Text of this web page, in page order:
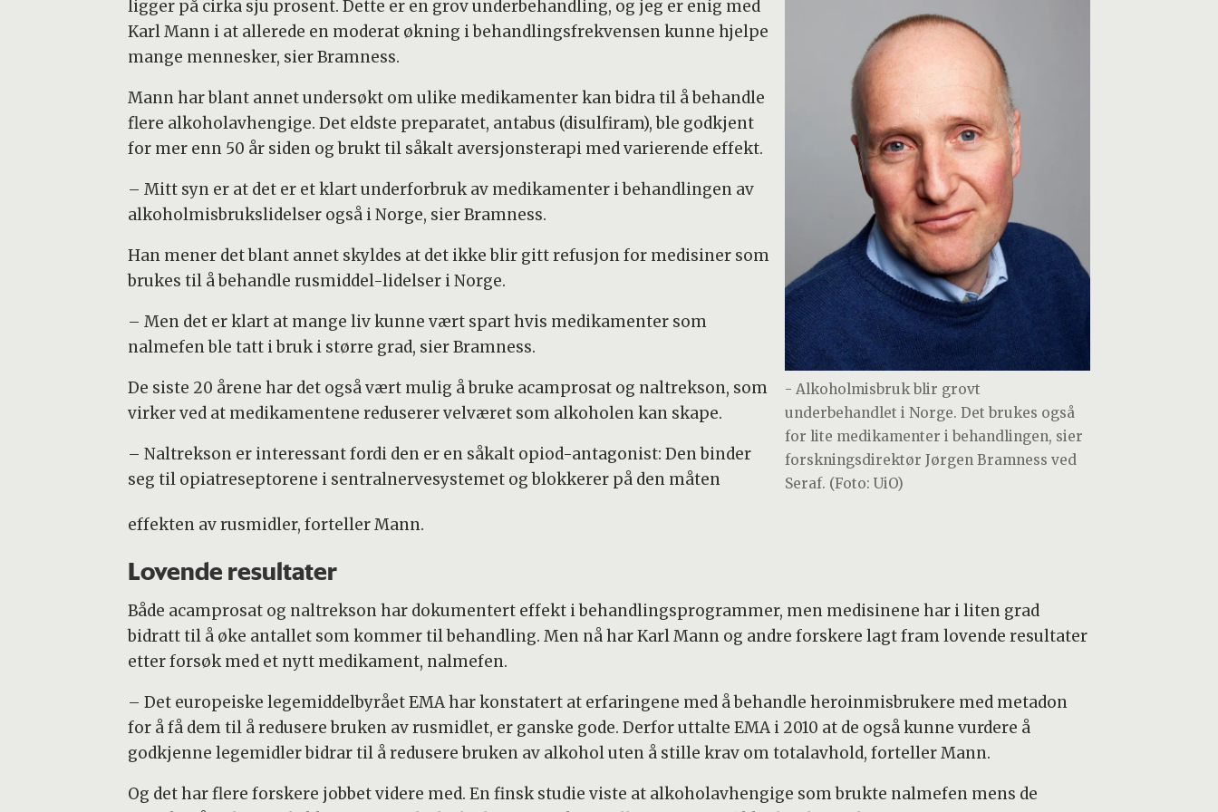
- Alkoholmisbruk blir grovt
underbehandlet i Norge. Det brukes også
for lite medikamenter i behandlingen, sier
forskningsdirektør Jørgen Bramness ved
Seraf. (Foto: UiO)
ligger på cirka sju prosent. Dette er en grov underbehandling, og jeg er enig med
Karl Mann i at allerede en moderat økning i behandlingsfrekvensen kunne hjelpe
mange mennesker, sier Bramness.
Mann har blant annet undersøkt om ulike medikamenter kan bidra til å behandle
flere alkoholavhengige. Det eldste preparatet, antabus (disulfiram), ble godkjent
for mer enn 50 år siden og brukt til såkalt aversjonsterapi med varierende effekt.
– Mitt syn er at det er et klart underforbruk av medikamenter i behandlingen av
alkoholmisbrukslidelser også i Norge, sier Bramness.
Han mener det blant annet skyldes at det ikke blir gitt refusjon for medisiner som
brukes til å behandle rusmiddel-lidelser i Norge.
– Men det er klart at mange liv kunne vært spart hvis medikamenter som
nalmefen ble tatt i bruk i større grad, sier Bramness.
De siste 20 årene har det også vært mulig å bruke acamprosat og naltrekson, som
virker ved at medikamentene reduserer velværet som alkoholen kan skape.
– Naltrekson er interessant fordi den er en såkalt opiod-antagonist: Den binder
seg til opiatreseptorene i sentralnervesystemet og blokkerer på den måten
effekten av rusmidler, forteller Mann.
Lovende resultater
Både acamprosat og naltrekson har dokumentert effekt i behandlingsprogrammer, men medisinene har i liten grad
bidratt til å øke antallet som kommer til behandling. Men nå har Karl Mann og andre forskere lagt fram lovende resultater
etter forsøk med et nytt medikament, nalmefen.
– Det europeiske legemiddelbyrået EMA har konstatert at erfaringene med å behandle heroinmisbrukere med metadon
for å få dem til å redusere bruken av rusmidlet, er ganske gode. Derfor uttalte EMA i 2010 at de også kunne vurdere å
godkjenne legemidler bidrar til å redusere bruken av alkohol uten å stille krav om totalavhold, forteller Mann.
Og det har flere forskere jobbet videre med. En finsk studie viste at alkoholavhengige som brukte nalmefen mens de